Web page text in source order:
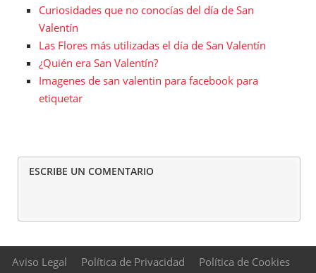
Curiosidades que no conocías del día de San
Valentín
Las Flores más utilizadas el día de San Valentín
¿Quién era San Valentín?
Imagenes de san valentin para facebook para
etiquetar
ESCRIBE UN COMENTARIO
Aviso Legal Política de Privacidad Política de Cookies